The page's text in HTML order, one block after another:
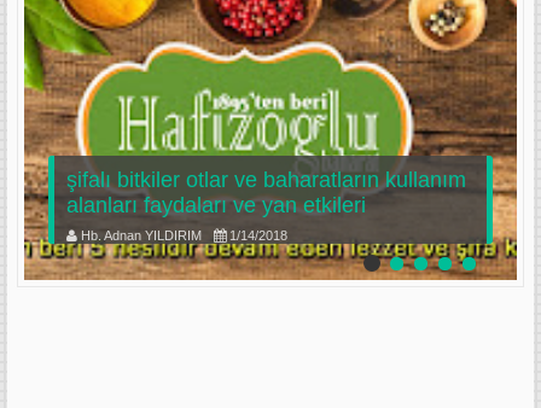
şifalı bitkiler otlar ve baharatların kullanım
alanları faydaları ve yan etkileri
Hb. Adnan YILDIRIM 1/14/2018